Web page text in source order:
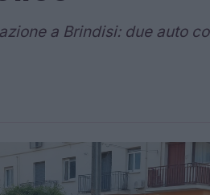
a Brindisi: due auto